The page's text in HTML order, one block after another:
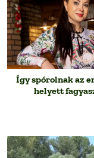
Így spórolnak az
helyett